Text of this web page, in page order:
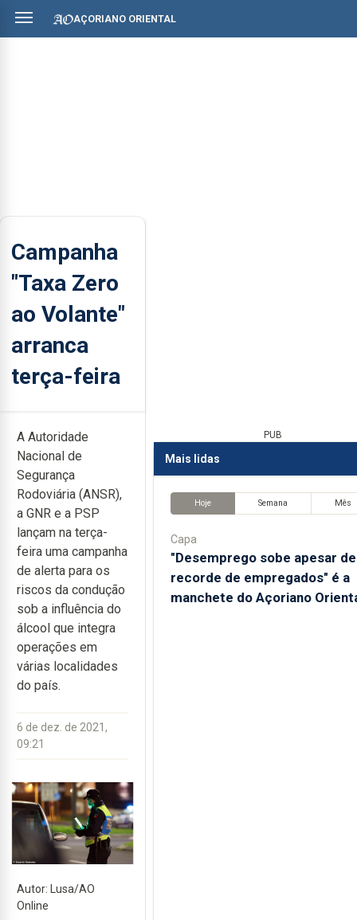
AÇORIANO ORIENTAL
Campanha
"Taxa Zero
ao Volante"
arranca
terça-feira
A Autoridade
Nacional de
Segurança
Rodoviária (ANSR),
a GNR e a PSP
lançam na terça-
feira uma campanha
de alerta para os
riscos da condução
sob a influência do
álcool que integra
operações em
várias localidades
do país.
6 de dez. de 2021,
09:21
Autor: Lusa/AO
Online
PUB
Mais lidas
Hoje Semana Mês
Capa
"Desemprego sobe apesar de
recorde de empregados" é a
manchete do Açoriano